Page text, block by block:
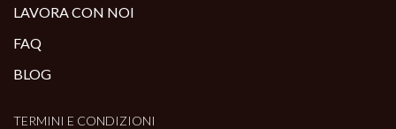
LAVORA CON NOI
FAQ
BLOG
TERMINI E CONDIZIONI